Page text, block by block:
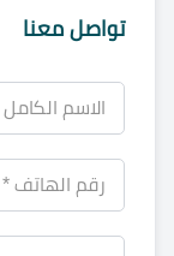
تواصل معنا